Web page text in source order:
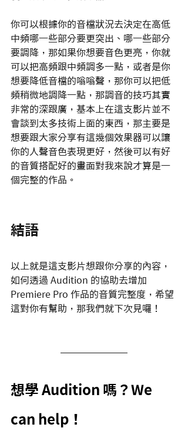
你可以根據你的音檔狀況去決定在高低
中頻哪一些部分要更突出、哪一些部分
要調降，那如果你想要音色更亮，你就
可以把高頻跟中頻調多一點，或者是你
想要降低音檔的嗡嗡聲，那你可以把低
頻稍微地調降一點，那調音的技巧其實
非常的深跟廣，基本上在這支影片並不
會談到太多技術上面的東西，那主要是
想要跟大家分享有這幾個效果器可以讓
你的人聲音色表現更好，然後可以有好
的音質搭配好的畫面對我來說才算是一
個完整的作品。
結語
以上就是這支影片想跟你分享的內容，
如何透過 Audition 的協助去增加
Premiere Pro 作品的音質完整度，希望
這對你有幫助，那我們就下次見囉！
想學 Audition 嗎？We
can help！